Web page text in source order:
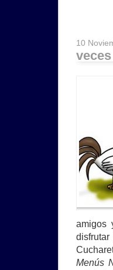
10
veces
amigos
Menús